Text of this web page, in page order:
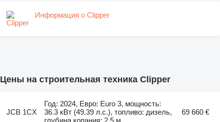
Информация о Clipper
Цены на строительная техника Clipper
JCB 1CX
Год: 2024, Евро: Euro 3, мощность:
36.3 кВт (49.39 л.с.), топливо: дизель,
69 660 €